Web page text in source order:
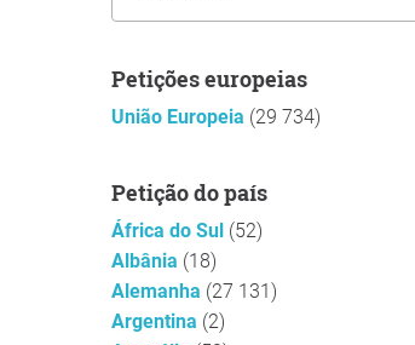
Petições europeias
União Europeia (29 734)
Petição do país
África do Sul (52)
Albânia (18)
Alemanha (27 131)
Argentina (2)